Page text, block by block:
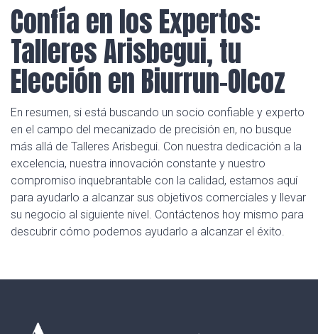
Confía en los Expertos:
Talleres Arisbegui, tu
Elección en Biurrun-Olcoz
En resumen, si está buscando un socio confiable y experto
en el campo del mecanizado de precisión en, no busque
más allá de Talleres Arisbegui. Con nuestra dedicación a la
excelencia, nuestra innovación constante y nuestro
compromiso inquebrantable con la calidad, estamos aquí
para ayudarlo a alcanzar sus objetivos comerciales y llevar
su negocio al siguiente nivel. Contáctenos hoy mismo para
descubrir cómo podemos ayudarlo a alcanzar el éxito.